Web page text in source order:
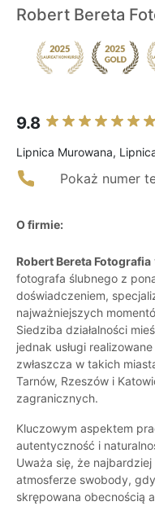
Robert Bereta
9.8
Lipnica Murowana,
Pokaż numer
O firmie:
Robert Bereta Fotografia
fotografa ślubnego z
doświadczeniem,
najważniejszych
Siedziba działalności
jednak usługi
zwłaszcza w takich
Tarnów, Rzeszów i
zagranicznych.
Kluczowym aspektem
autentyczność i
Uważa się, że
atmosferze swobody,
skrępowana obecnością